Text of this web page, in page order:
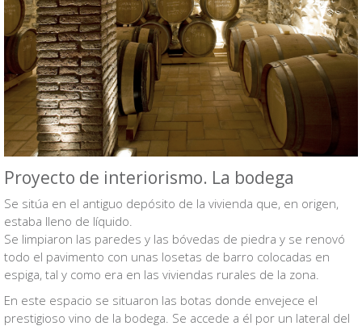
Proyecto de interiorismo. La bodega
Se sitúa en el antiguo depósito de la vivienda que, en origen,
estaba lleno de líquido.
Se limpiaron las paredes y las bóvedas de piedra y se renovó
todo el pavimento con unas losetas de barro colocadas en
espiga, tal y como era en las viviendas rurales de la zona.
En este espacio se situaron las botas donde envejece el
prestigioso vino de la bodega. Se accede a él por un lateral del